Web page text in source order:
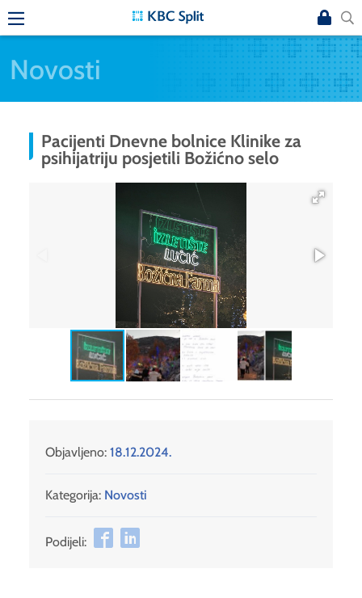
Novosti
Pacijenti Dnevne bolnice Klinike za
psihijatriju posjetili Božićno selo
Objavljeno: 18.12.2024.
Kategorija: Novosti
Podijeli: